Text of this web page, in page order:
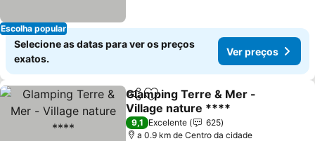
Escolha popular
Selecione as datas para ver os preços
exatos.
Ver preços
PartilharAdicionar aos favoritos
Glamping Terre & Mer -
Village nature ****
Ver preços
9,1 Excelente
625
a 0.9 km de Centro da cidade